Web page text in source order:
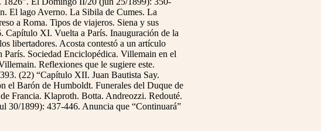
El lago Averno. La Sibila de Cumes. La
a Roma. Tipos de viajeros. Siena y sus
Capítulo XI. Vuelta a París. Inauguración de la
libertadores. Acosta contestó a un artículo
París. Sociedad Enciclopédica. Villemain en el
Reflexiones que le sugiere este.
(22) “Capítulo XII. Juan Bautista Say.
el Barón de Humboldt. Funerales del Duque de
Francia. Klaproth. Botta. Andreozzi. Redouté.
30/1899): 437-446. Anuncia que “Continuará”